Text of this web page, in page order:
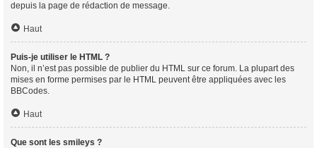
depuis la page de rédaction de message.
Haut
Puis-je utiliser le HTML ?
Non, il n’est pas possible de publier du HTML sur ce forum. La plupart des
mises en forme permises par le HTML peuvent être appliquées avec les
BBCodes.
Haut
Que sont les smileys ?